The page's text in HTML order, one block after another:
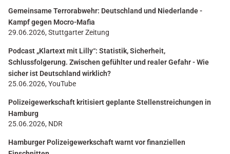
Gemeinsame Terrorabwehr: Deutschland und Niederlande -
Kampf gegen Mocro-Mafia
29.06.2026, Stuttgarter Zeitung
Podcast „Klartext mit Lilly“: Statistik, Sicherheit,
Schlussfolgerung. Zwischen gefühlter und realer Gefahr - Wie
sicher ist Deutschland wirklich?
25.06.2026, YouTube
Polizeigewerkschaft kritisiert geplante Stellenstreichungen in
Hamburg
25.06.2026, NDR
Hamburger Polizeigewerkschaft warnt vor finanziellen